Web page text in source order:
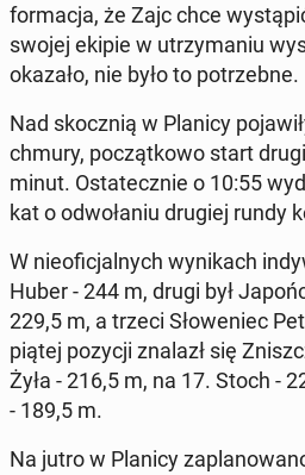
for­ma­cja, że Zajc chce
swojej ekipie w utrzy­ma­niu
okazało, nie było to po­trzeb­ne.
Nad skocz­nią w Planicy
chmury, po­cząt­ko­wo start
minut. Osta­tecz­nie o 10:55
kat o od­wo­ła­niu drugiej rundy
W nie­ofi­cjal­nych wy­ni­kach
Huber - 244 m, drugi był
229,5 m, a trzeci Sło­we­niec
piątej pozycji znalazł się
Żyła - 216,5 m, na 17. Stoch -
- 189,5 m.
Na jutro w Planicy